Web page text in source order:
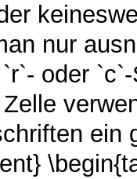
nur
oder
ein